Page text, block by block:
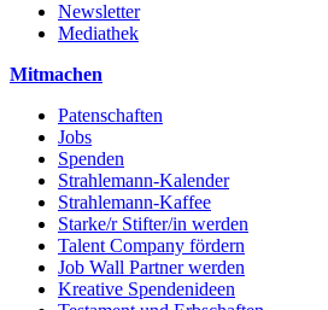
Newsletter
Mediathek
Mitmachen
Patenschaften
Jobs
Spenden
Strahlemann-Kalender
Strahlemann-Kaffee
Starke/r Stifter/in werden
Talent Company fördern
Job Wall Partner werden
Kreative Spendenideen